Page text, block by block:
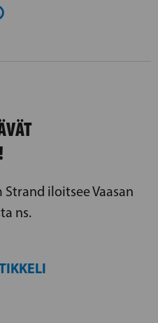
iloitsee Vaasan
ns.